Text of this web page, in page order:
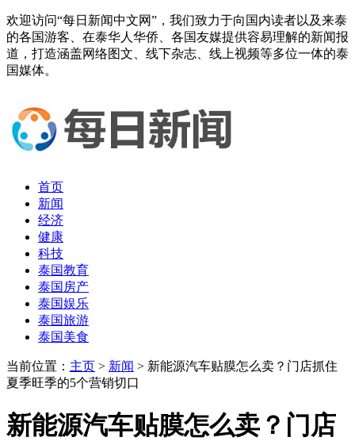
欢迎访问“每日新闻中文网”，我们致力于向国内读者以及来泰
的各国游客、在泰华人华侨、各国友媒提供容易理解的新闻报
道，打造涵盖网络图文、线下杂志、线上视频等多位一体的泰
国媒体。
首页
新闻
经济
健康
科技
泰国教育
泰国房产
泰国娱乐
泰国旅游
泰国美食
当前位置： 主页 > 新闻 > 新能源汽车贴膜怎么卖？门店抓住
夏季旺季的5个营销切口
新能源汽车贴膜怎么卖？门店